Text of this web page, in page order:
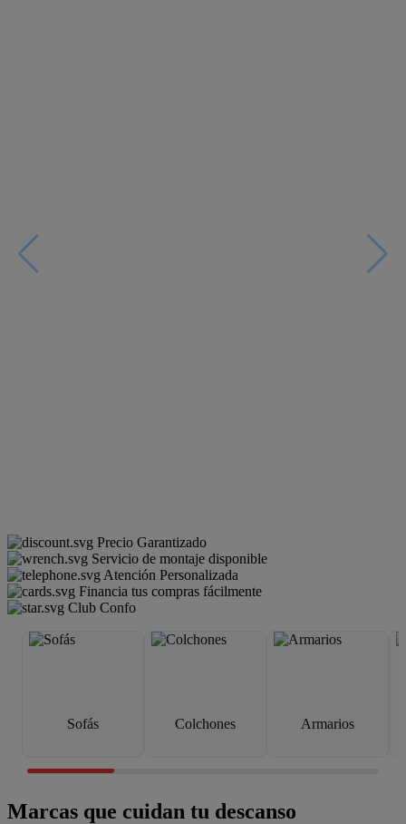
Precio Garantizado
Servicio de montaje disponible
Atención Personalizada
Financia tus compras fácilmente
Club Confo
Sofás Colchones Armarios
Marcas que cuidan tu descanso